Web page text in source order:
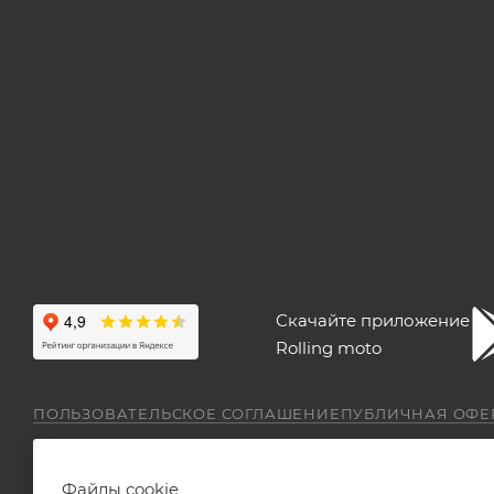
Скачайте приложение
Rolling moto
ПОЛЬЗОВАТЕЛЬСКОЕ СОГЛАШЕНИЕПУБЛИЧНАЯ
Файлы cookie